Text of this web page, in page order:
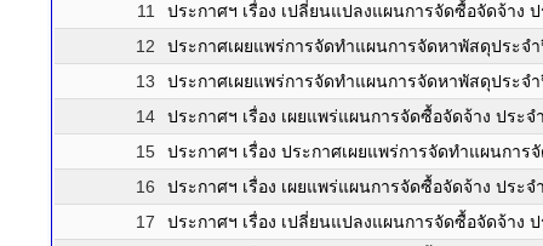
11
ประกาศฯ เรื่อง เปลี่ยนแปลงแผนการจัดซื้อจัดจ้า
12
ประกาศเผยแพร่การจัดทำแผนการจัดหาพัสดุประ
13
ประกาศเผยแพร่การจัดทำแผนการจัดหาพัสดุประ
14
ประกาศฯ เรื่อง เผยแพร่แผนการจัดซื้อจัดจ้าง ปร
15
ประกาศฯ เรื่อง ประกาศเผยแพร่การจัดทำแผนก
16
ประกาศฯ เรื่อง เผยแพร่แผนการจัดซื้อจัดจ้าง ปร
17
ประกาศฯ เรื่อง เปลี่ยนแปลงแผนการจัดซื้อจัดจ้า